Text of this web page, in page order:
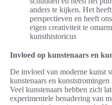
anders te kijken. Het
perspectieven en heeft
eigen creativiteit te
kunsthistoricus
Invloed op kunstenaars en
De invloed van moderne kunst
kunstenaars en
Veel kunstenaars hebben zich
experimentele benadering van